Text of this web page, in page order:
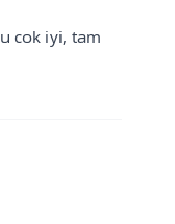
cok iyi, tam